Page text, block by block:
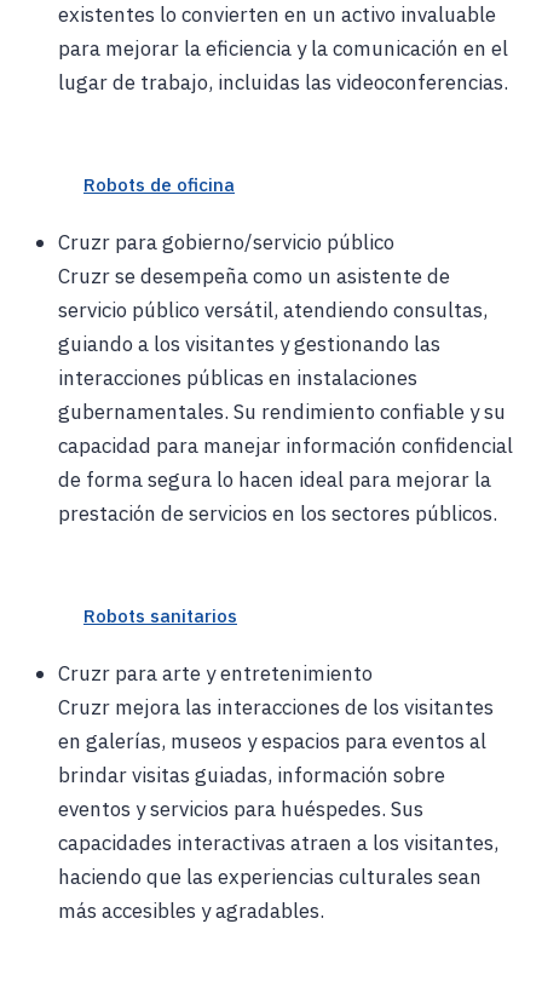
existentes lo convierten en un activo invaluable
para mejorar la eficiencia y la comunicación en el
lugar de trabajo, incluidas las videoconferencias.
Robots de oficina
Cruzr para gobierno/servicio público
Cruzr se desempeña como un asistente de
servicio público versátil, atendiendo consultas,
guiando a los visitantes y gestionando las
interacciones públicas en instalaciones
gubernamentales. Su rendimiento confiable y su
capacidad para manejar información confidencial
de forma segura lo hacen ideal para mejorar la
prestación de servicios en los sectores públicos.
Robots sanitarios
Cruzr para arte y entretenimiento
Cruzr mejora las interacciones de los visitantes
en galerías, museos y espacios para eventos al
brindar visitas guiadas, información sobre
eventos y servicios para huéspedes. Sus
capacidades interactivas atraen a los visitantes,
haciendo que las experiencias culturales sean
más accesibles y agradables.